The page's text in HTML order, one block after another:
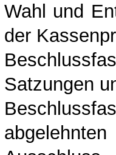
Wahl und
der
Satzungen